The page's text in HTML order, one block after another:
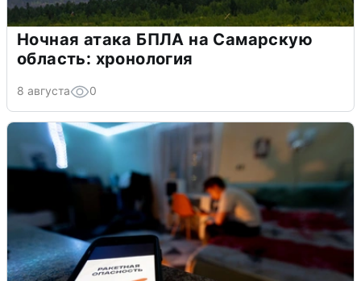
Ночная атака БПЛА на Самарскую
область: хронология
8 августа 0